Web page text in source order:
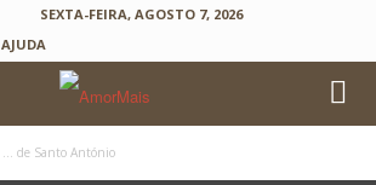
SEXTA-FEIRA, AGOSTO 7, 2026
AJUDA
… de Santo António